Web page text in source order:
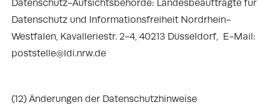
Datenschutz-Aufsichtsbehörde: Landesbeauftragte für
Datenschutz und Informationsfreiheit Nordrhein-
Westfalen, Kavalleriestr. 2-4, 40213 Düsseldorf, E-Mail:
poststelle@ldi.nrw.de
(12) Änderungen der Datenschutzhinweise